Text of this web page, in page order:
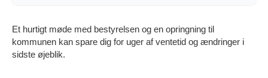
Et hurtigt møde med bestyrelsen og en opringning til
kommunen kan spare dig for uger af ventetid og ændringer i
sidste øjeblik.